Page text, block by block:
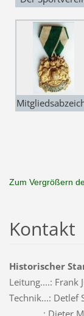
alt
Zum Vergrößern
Kontakt
Historischer
Leitung....: Frank
Technik...: Detlef
..............: Dieter